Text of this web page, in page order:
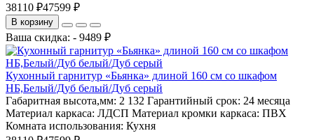
38110 ₽47599 ₽
В корзину
Ваша скидка: - 9489 ₽
Кухонный гарнитур «Бьянка» длиной 160 см со шкафом
НБ,Белый/Дуб белый/Дуб серый
Габаритная высота,мм: 2 132 Гарантийный срок: 24 месяца
Материал каркаса: ЛДСП Материал кромки каркаса: ПВХ
Комната использования: Кухня